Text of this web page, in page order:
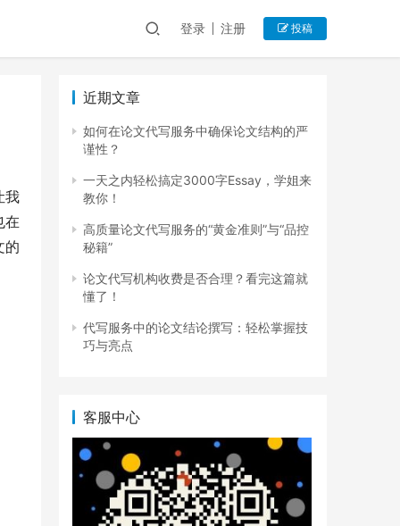
登录 注册 投稿
我
在
的
近期文章
如何在论文代写服务中确保论文结构的严
谨性？
一天之内轻松搞定3000字Essay，学姐来
教你！
高质量论文代写服务的“黄金准则”与“品控
秘籍”
论文代写机构收费是否合理？看完这篇就
懂了！
代写服务中的论文结论撰写：轻松掌握技
巧与亮点
客服中心